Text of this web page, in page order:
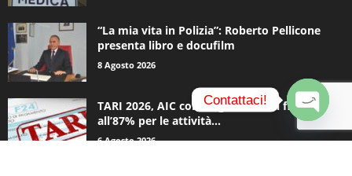
“La mia vita in Polizia”: Roberto Pellicone
presenta libro e docufilm
8 Agosto 2026
TARI 2026, AIC contro gli aumenti fino
all’87% per le attività...
6 Agosto 2026
Contattaci!
O